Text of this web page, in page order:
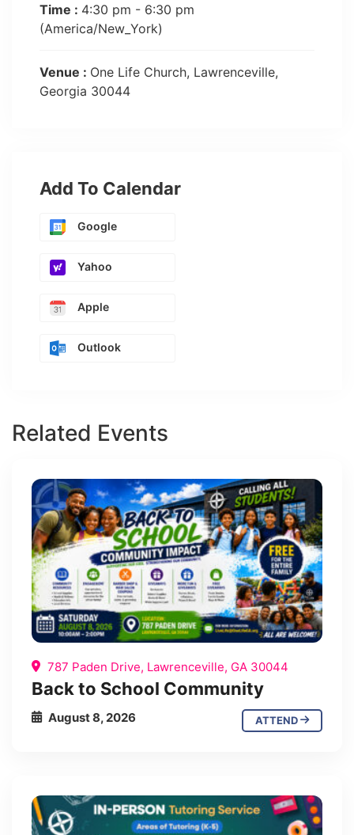
Time : 4:30 pm - 6:30 pm
(America/New_York)
Venue : One Life Church, Lawrenceville,
Georgia 30044
Add To Calendar
Google
Yahoo
Apple
Outlook
Related Events
787 Paden Drive, Lawrenceville, GA 30044
Back to School Community
August 8, 2026 ATTEND